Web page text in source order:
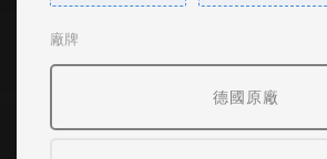
廠牌
德國原廠